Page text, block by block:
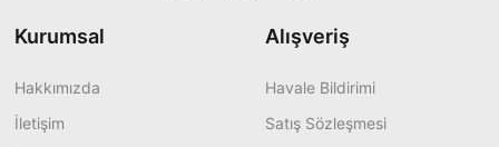
Kurumsal
Hakkımızda
İletişim
Alışveriş
Havale Bildirimi
Satış Sözleşmesi